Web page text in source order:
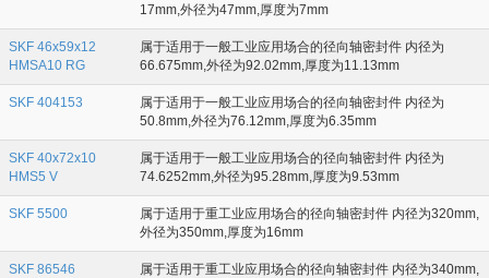
17mm,外径为47mm,厚度为7mm
SKF 46x59x12
HMSA10 RG
属于适用于一般工业应用场合的径向轴密封件 内径为
66.675mm,外径为92.02mm,厚度为11.13mm
SKF 404153
属于适用于一般工业应用场合的径向轴密封件 内径为
50.8mm,外径为76.12mm,厚度为6.35mm
SKF 40x72x10
HMS5 V
属于适用于一般工业应用场合的径向轴密封件 内径为
74.6252mm,外径为95.28mm,厚度为9.53mm
SKF 5500
属于适用于重工业应用场合的径向轴密封件 内径为320mm,
外径为350mm,厚度为16mm
SKF 86546
属于适用于重工业应用场合的径向轴密封件 内径为340mm,